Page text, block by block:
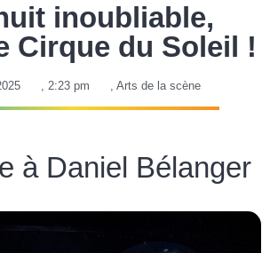
inoubliable,
Cirque du Soleil !
, 2:23 pm , Arts de la scène
à Daniel Bélanger